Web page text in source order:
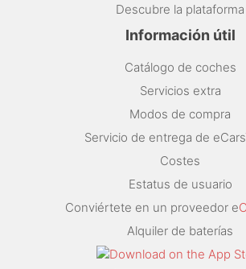
Descubre la plataforma
Información útil
Catálogo de coches
Servicios extra
Modos de compra
Servicio de entrega de
Costes
Estatus de usuario
Conviértete en un proveedor e
Alquiler de baterías